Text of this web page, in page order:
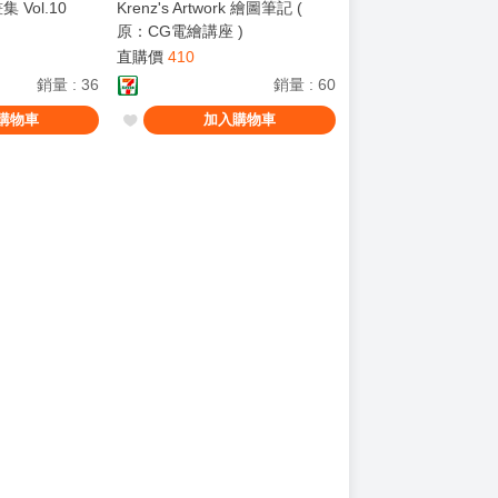
Vol.10
銷量 : 36
物車
Krenz's Artwork 繪圖筆記 (
原：CG電繪講座 )
直購價 410
銷量 : 60
加入購物車